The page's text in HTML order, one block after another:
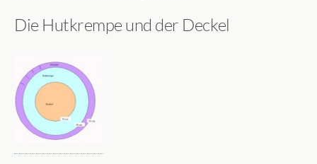
Die Hutkrempe und der Deckel